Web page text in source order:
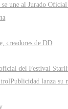
une al Jurado
creadores de DD
del Festival
lanza su